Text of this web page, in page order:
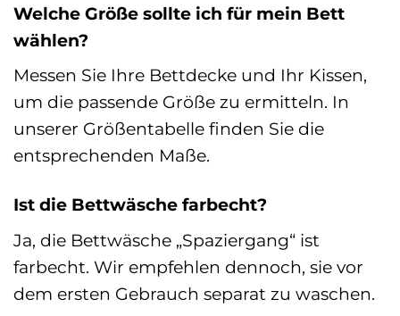
Welche Größe sollte ich für mein Bett
wählen?
Messen Sie Ihre Bettdecke und Ihr Kissen,
um die passende Größe zu ermitteln. In
unserer Größentabelle finden Sie die
entsprechenden Maße.
Ist die Bettwäsche farbecht?
Ja, die Bettwäsche „Spaziergang“ ist
farbecht. Wir empfehlen dennoch, sie vor
dem ersten Gebrauch separat zu waschen.